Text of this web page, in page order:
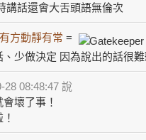
講話還會大舌頭語無倫次
方動靜有常 =
少做決定 因為說出的話很
28 08:48:47 說
壞了事！